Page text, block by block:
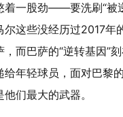
着一股劲——要洗刷“被
尔这些没经历过2017年
而巴萨的“逆转基因”
年轻球员，面对巴黎
们最大的武器。